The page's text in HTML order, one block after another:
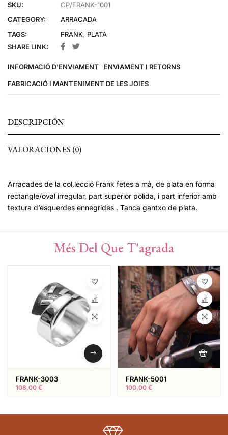
SKU:
CP/FRANK-1001
CATEGORY:
ARRACADA
TAGS:
FRANK, PLATA
SHARE LINK:
INFORMACIÓ D'ENVIAMENT ENVIAMENT I RETORNS
FABRICACIÓ I MANTENIMENT DE LES JOIES
DESCRIPCIÓN
VALORACIONES (0)
Arracades de la col.lecció Frank fetes a mà, de plata en forma
rectangle/oval irregular, part superior polida, i part inferior amb
textura d’esquerdes ennegrides . Tanca gantxo de plata.
Més Del Que T'agrada
FRANK-3003
108,00 €
FRANK-5001
100,00 €